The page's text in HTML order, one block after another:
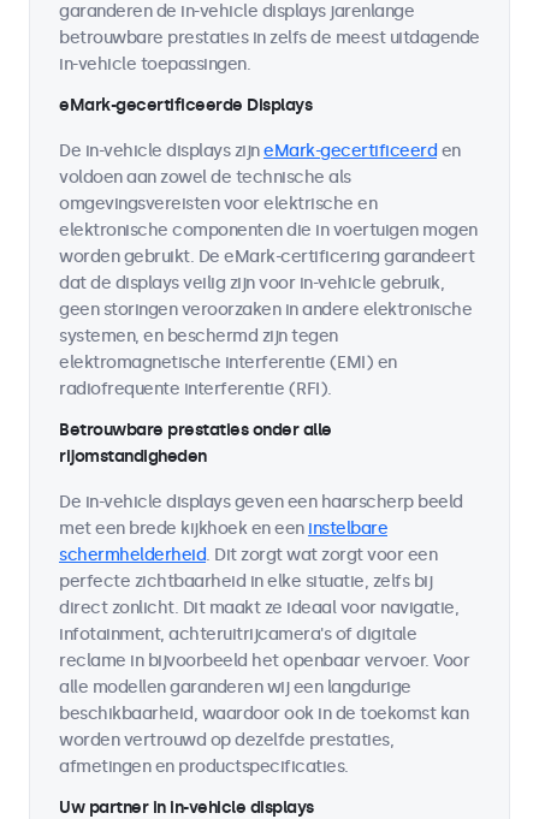
garanderen de in-vehicle displays jarenlange
betrouwbare prestaties in zelfs de meest uitdagende
in-vehicle toepassingen.
eMark-gecertificeerde Displays
De in-vehicle displays zijneMark-gecertificeerd en
voldoen aan zowel de technische als
omgevingsvereisten voor elektrische en
elektronische componenten die in voertuigen mogen
worden gebruikt. De eMark-certificering garandeert
dat de displays veilig zijn voor in-vehicle gebruik,
geen storingen veroorzaken in andere elektronische
systemen, en beschermd zijn tegen
elektromagnetische interferentie (EMI) en
radiofrequente interferentie (RFI).
Betrouwbare prestaties onder alle
rijomstandigheden
De in-vehicle displays geven een haarscherp beeld
met een brede kijkhoek en een instelbare
schermhelderheid. Dit zorgt wat zorgt voor een
perfecte zichtbaarheid in elke situatie, zelfs bij
direct zonlicht. Dit maakt ze ideaal voor navigatie,
infotainment, achteruitrijcamera's of digitale
reclame in bijvoorbeeld het openbaar vervoer. Voor
alle modellen garanderen wij een langdurige
beschikbaarheid, waardoor ook in de toekomst kan
worden vertrouwd op dezelfde prestaties,
afmetingen en productspecificaties.
Uw partner in in-vehicle displays